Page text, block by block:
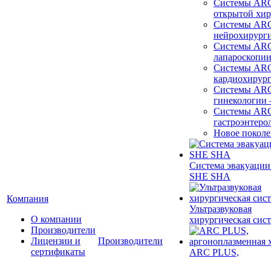
Компания
О компании
Производители
Лицензии и
сертификаты
Производители
Системы
открытой
Системы
Системы
лапароскопии
Системы
Системы
гинекологии
Системы
Новое
Система
SHE SHA
Ультразвуковая
хирургическая
ARC PLUS,